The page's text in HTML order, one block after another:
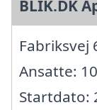
BLIK.DK
Fabriksvej
Ansatte: 10
Startdato: